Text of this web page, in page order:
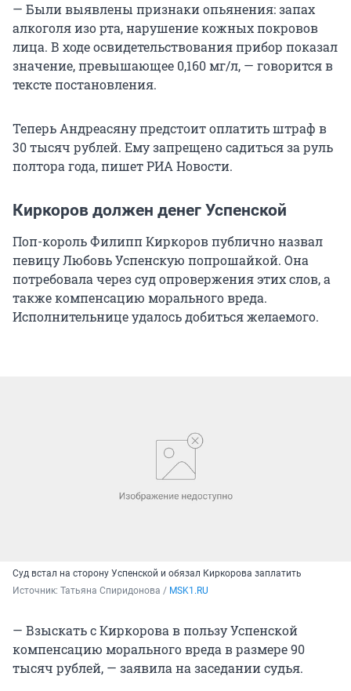
— Были выявлены признаки опьянения: запах
алкоголя изо рта, нарушение кожных покровов
лица. В ходе освидетельствования прибор показал
значение, превышающее 0,160 мг/л, — говорится в
тексте постановления.
Теперь Андреасяну предстоит оплатить штраф в
30 тысяч рублей. Ему запрещено садиться за руль
полтора года, пишет РИА Новости.
Киркоров должен денег Успенской
Поп-король Филипп Киркоров публично назвал
певицу Любовь Успенскую попрошайкой. Она
потребовала через суд опровержения этих слов, а
также компенсацию морального вреда.
Исполнительнице удалось добиться желаемого.
Суд встал на сторону Успенской и обязал Киркорова заплатить
Источник: Татьяна Спиридонова / MSK1.RU
— Взыскать с Киркорова в пользу Успенской
компенсацию морального вреда в размере 90
тысяч рублей, — заявила на заседании судья.